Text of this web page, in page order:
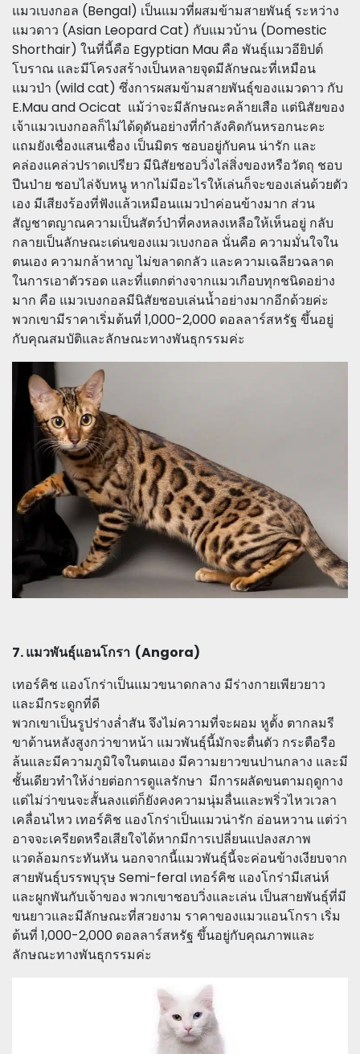
แมวเบงกอล (Bengal) เป็นแมวที่ผสมข้ามสายพันธุ์ ระหว่าง
แมวดาว (Asian Leopard Cat) กับแมวบ้าน (Domestic
Shorthair) ในที่นี้คือ Egyptian Mau คือ พันธุ์แมวอียิปต์
โบราณ และมีโครงสร้างเป็นหลายจุดมีลักษณะที่เหมือน
แมวป่า (wild cat) ซึ่งการผสมข้ามสายพันธุ์ของแมวดาว กับ
E.Mau and Ocicat แม้ว่าจะมีลักษณะคล้ายเสือ แต่นิสัยของ
เจ้าแมวเบงกอลก็ไม่ได้ดุดันอย่างที่กำลังคิดกันหรอกนะคะ
แถมยังเชื่องแสนเชื่อง เป็นมิตร ชอบอยู่กับคน น่ารัก และ
คล่องแคล่วปราดเปรียว มีนิสัยชอบวิ่งไล่สิ่งของหรือวัตถุ ชอบ
ปีนป่าย ชอบไล่จับหนู หากไม่มีอะไรให้เล่นก็จะของเล่นด้วยตัว
เอง มีเสียงร้องที่ฟังแล้วเหมือนแมวป่าค่อนข้างมาก ส่วน
สัญชาตญาณความเป็นสัตว์ป่าที่คงหลงเหลือให้เห็นอยู่ กลับ
กลายเป็นลักษณะเด่นของแมวเบงกอล นั่นคือ ความมั่นใจใน
ตนเอง ความกล้าหาญ ไม่ขลาดกลัว และความเฉลียวฉลาด
ในการเอาตัวรอด และที่แตกต่างจากแมวเกือบทุกชนิดอย่าง
มาก คือ แมวเบงกอลมีนิสัยชอบเล่นน้ำอย่างมากอีกด้วยค่ะ
พวกเขามีราคาเริ่มต้นที่ 1,000-2,000 ดอลลาร์สหรัฐ ขึ้นอยู่
กับคุณสมบัติและลักษณะทางพันธุกรรมค่ะ
7. แมวพันธุ์แอนโกรา (Angora)
เทอร์คิช แองโกร่าเป็นแมวขนาดกลาง มีร่างกายเพียวยาว
และมีกระดูกที่ดี
พวกเขาเป็นรูปร่างล่ำสัน จึงไม่ความที่จะผอม หูตั้ง ตากลมรี
ขาด้านหลังสูงกว่าขาหน้า แมวพันธุ์นี้มักจะตื่นตัว กระตือรือ
ล้นและมีความภูมิใจในตนเอง มีความยาวขนปานกลาง และมี
ชั้นเดียวทำให้ง่ายต่อการดูแลรักษา มีการผลัดขนตามฤดูกาง
แต่ไม่ว่าขนจะสั้นลงแต่ก็ยังคงความนุ่มลื่นและพริ่วไหวเวลา
เคลื่อนไหว เทอร์คิช แองโกร่าเป็นแมวน่ารัก อ่อนหวาน แต่ว่า
อาจจะเครียดหรือเสียใจได้หากมีการเปลี่ยนแปลงสภาพ
แวดล้อมกระทันหัน นอกจากนี้แมวพันธุ์นี้จะค่อนข้างเงียบจาก
สายพันธุ์บรรพบุรุษ Semi-feral เทอร์คิช แองโกร่ามีเสน่ห์
และผูกพันกับเจ้าของ พวกเขาชอบวิ่งและเล่น เป็นสายพันธุ์ที่มี
ขนยาวและมีลักษณะที่สวยงาม ราคาของแมวแอนโกรา เริ่ม
ต้นที่ 1,000-2,000 ดอลลาร์สหรัฐ ขึ้นอยู่กับคุณภาพและ
ลักษณะทางพันธุกรรมค่ะ